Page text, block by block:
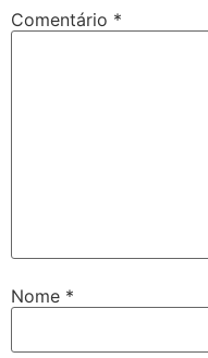
Comentário *
Nome *